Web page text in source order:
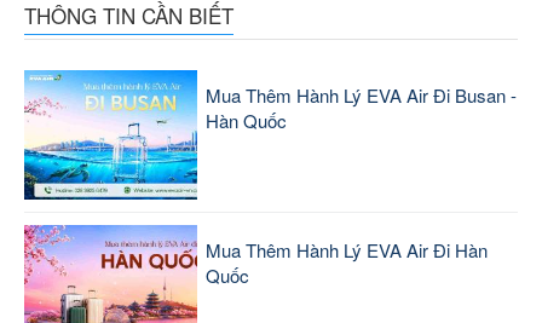
THÔNG TIN CẦN BIẾT
Mua Thêm Hành Lý EVA Air Đi Busan -
Hàn Quốc
Mua Thêm Hành Lý EVA Air Đi Hàn
Quốc